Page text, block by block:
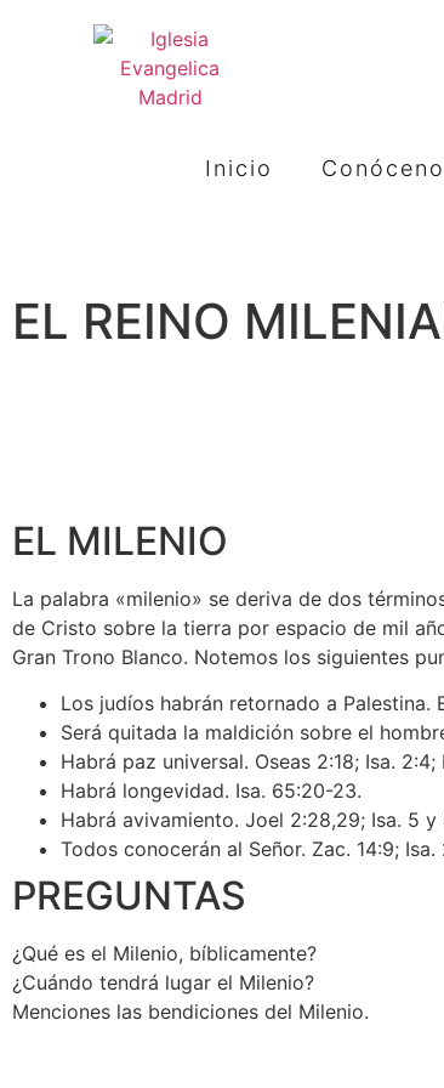
Inicio
EL REINO
EL MILENIO
La palabra «milenio» se deriva de dos
de Cristo sobre la tierra por espacio de mil
Gran Trono Blanco. Notemos los siguientes
Los judíos habrán retornado a Palestina.
Será quitada la maldición sobre el
Habrá paz universal. Oseas 2:18; Isa. 2:4;
Habrá longevidad. Isa. 65:20-23.
Habrá avivamiento. Joel 2:28,29; Isa. 5 y
Todos conocerán al Señor. Zac. 14:9; Isa.
PREGUNTAS
¿Qué es el Milenio, bíblicamente?
¿Cuándo tendrá lugar el Milenio?
Menciones las bendiciones del Milenio.